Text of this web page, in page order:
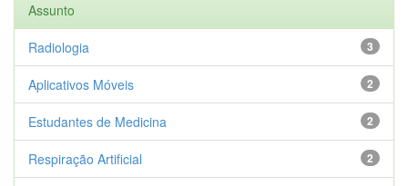
Assunto
3
Radiologia
2
Aplicativos Móveis
2
Estudantes de Medicina
2
Respiração Artificial